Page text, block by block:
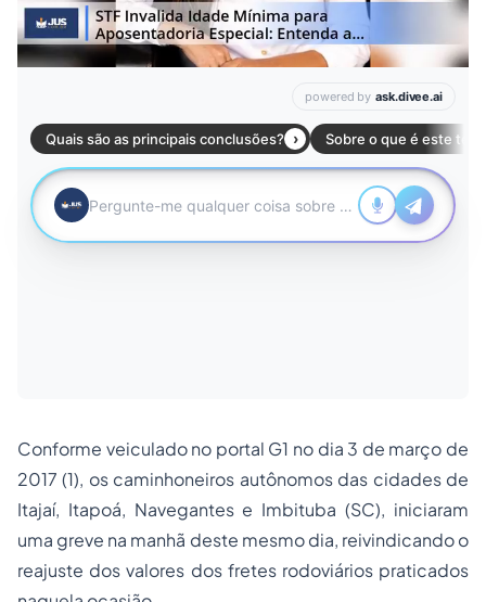
Conforme veiculado no portal G1 no dia 3 de março de
2017 (1), os caminhoneiros autônomos das cidades de
Itajaí, Itapoá, Navegantes e Imbituba (SC), iniciaram
uma greve na manhã deste mesmo dia, reivindicando o
reajuste dos valores dos fretes rodoviários praticados